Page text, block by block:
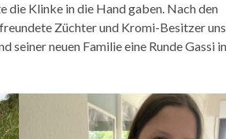
die Klinke in die Hand gaben. Nach den
Züchter und Kromi-Besitzer
neuen Familie eine Runde Gassi